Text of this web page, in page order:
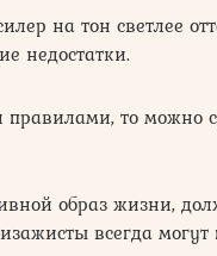
на тон светлее
недостатки.
правилами, то можно
образ жизни,
всегда могут